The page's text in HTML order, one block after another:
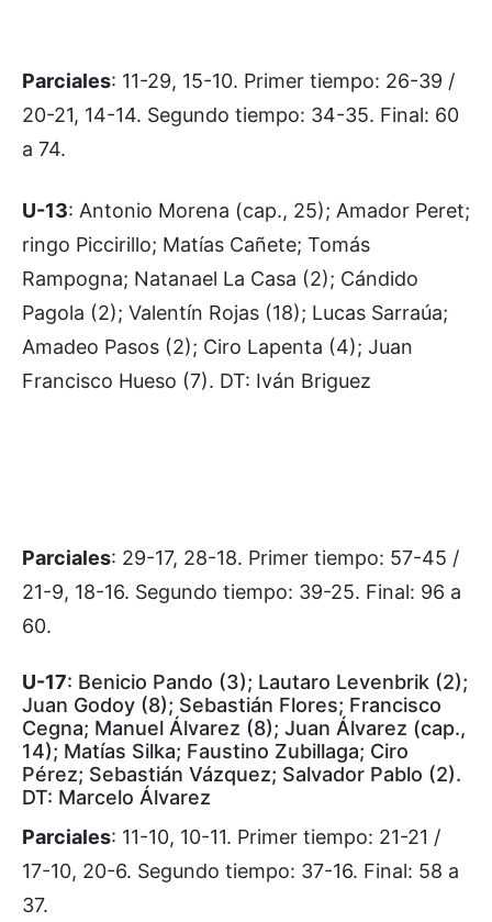
Parciales: 11-29, 15-10. Primer tiempo: 26-39 /
20-21, 14-14. Segundo tiempo: 34-35. Final: 60
a 74.
U-13: Antonio Morena (cap., 25); Amador Peret;
ringo Piccirillo; Matías Cañete; Tomás
Rampogna; Natanael La Casa (2); Cándido
Pagola (2); Valentín Rojas (18); Lucas Sarraúa;
Amadeo Pasos (2); Ciro Lapenta (4); Juan
Francisco Hueso (7). DT: Iván Briguez
Parciales: 29-17, 28-18. Primer tiempo: 57-45 /
21-9, 18-16. Segundo tiempo: 39-25. Final: 96 a
60.
U-17: Benicio Pando (3); Lautaro Levenbrik (2);
Juan Godoy (8); Sebastián Flores; Francisco
Cegna; Manuel Álvarez (8); Juan Álvarez (cap.,
14); Matías Silka; Faustino Zubillaga; Ciro
Pérez; Sebastián Vázquez; Salvador Pablo (2).
DT: Marcelo Álvarez
Parciales: 11-10, 10-11. Primer tiempo: 21-21 /
17-10, 20-6. Segundo tiempo: 37-16. Final: 58 a
37.